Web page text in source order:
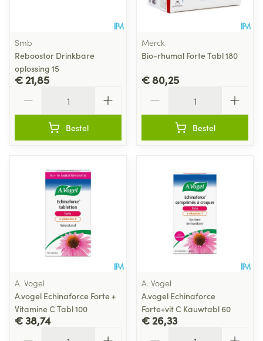
Smb
Reboostor Drinkbare
oplossing 15
€ 21,85
Bestel
Merck
Bio-rhumal Forte Tabl 180
€ 80,25
Bestel
A. Vogel
A.vogel Echinaforce Forte +
Vitamine C Tabl 100
€ 38,74
A. Vogel
A.vogel Echinaforce
Forte+vit C Kauwtabl 60
€ 26,33